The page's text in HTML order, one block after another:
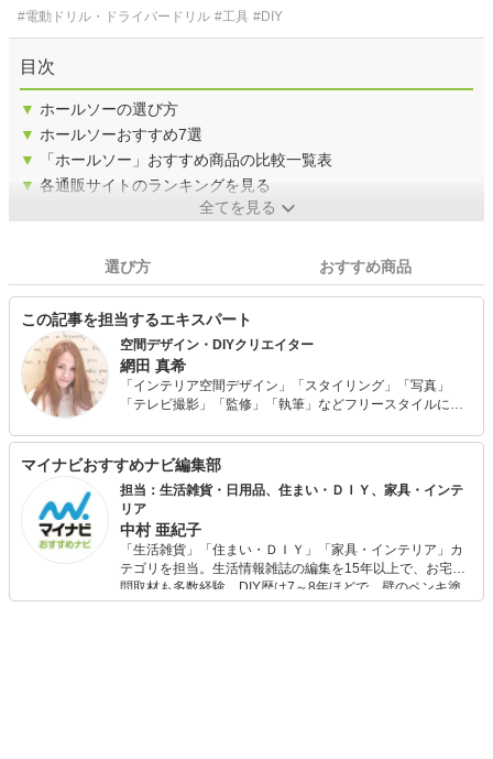
#電動ドリル・ドライバードリル #工具 #DIY
目次
▼ ホールソーの選び方
▼ ホールソーおすすめ7選
▼
「ホールソー」おすすめ商品の比較一覧表
▼ 各通販サイトのランキングを見る
全てを見る
選び方 おすすめ商品
この記事を担当するエキスパート
空間デザイン・DIYクリエイター
網田 真希
「インテリア空間デザイン」「スタイリング」「写真」
「テレビ撮影」「監修」「執筆」などフリースタイルにて
ベーション、古材、流木などを使った家具作りが話題とな
り、様々なメディアにて取り上げられている。 幼少期から
物作りが好きで、何でもまず作ってみる、やってみる精
神、そんな好きが高じて、趣味から現在のお仕事に発展。
マイナビおすすめナビ編集部
担当：生活雑貨・日用品、住まい・ＤＩＹ、家具・インテ
リア
中村 亜紀子
「生活雑貨」「住まい・ＤＩＹ」「家具・インテリア」カ
テゴリを担当。生活情報雑誌の編集を15年以上で、お宅訪
問取材も多数経験。DIY歴は7～8年ほどで、壁のペンキ塗
りや壁紙チェンジなどもチャレンジ済み。初心者でもモノ